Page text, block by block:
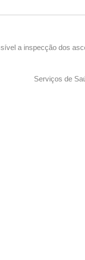
a inspecção dos
Serviços de